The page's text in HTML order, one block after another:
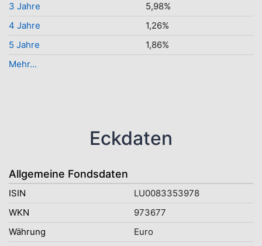
3 Jahre
5,98%
4 Jahre
1,26%
5 Jahre
1,86%
Mehr...
Eckdaten
Allgemeine Fondsdaten
ISIN
LU0083353978
WKN
973677
Währung
Euro